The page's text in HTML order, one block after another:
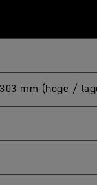
mm (hoge /